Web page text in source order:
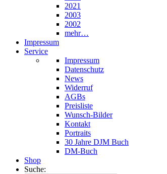
2021
2003
2002
mehr…
Impressum
Service
Impressum
Datenschutz
News
Widerruf
AGBs
Preisliste
Wunsch-Bilder
Kontakt
Portraits
30 Jahre DJM Buch
DM-Buch
Shop
Suche: